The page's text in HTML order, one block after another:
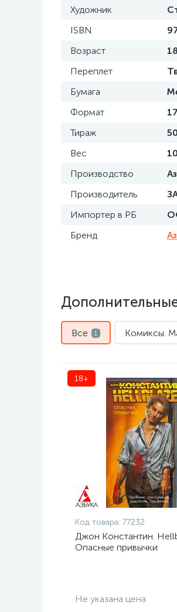
Художник
ISBN
Возраст
Переплет
Бумага
Формат
Тираж
Вес
Производство
Производитель
Импортер в РБ
Бренд
Все 1 Комиксы.
18+
Код товара: 77232
Джон Константин.
Опасные привычки
Не указана цена